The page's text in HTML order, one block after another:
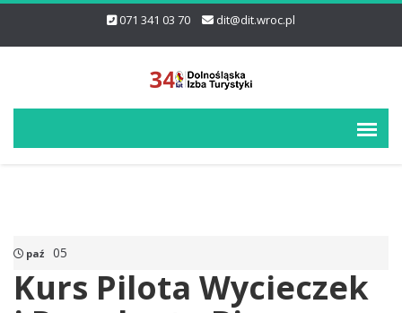
071 341 03 70 dit@dit.wroc.pl
paź 05
Kurs Pilota Wycieczek